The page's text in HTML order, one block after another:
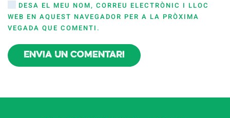
DESA EL MEU NOM, CORREU ELECTRÒNIC I LLOC
WEB EN AQUEST NAVEGADOR PER A LA PRÒXIMA
VEGADA QUE COMENTI.
Envia un comentari